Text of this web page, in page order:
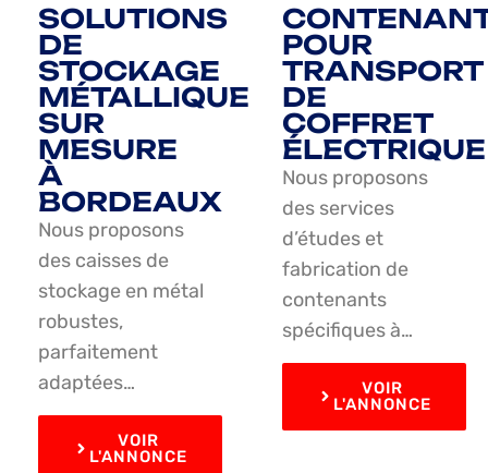
SOLUTIONS
DE
STOCKAGE
MÉTALLIQUE
SUR
MESURE
À
BORDEAUX
Nous proposons
des caisses de
stockage en métal
robustes,
parfaitement
adaptées…
VOIR
L'ANNONCE
POUR
TRANSPORT
DE
COFFRET
ÉLECTRIQUE
Nous proposons
des services
d’études et
fabrication de
contenants
spécifiques à…
VOIR
L'ANNONCE